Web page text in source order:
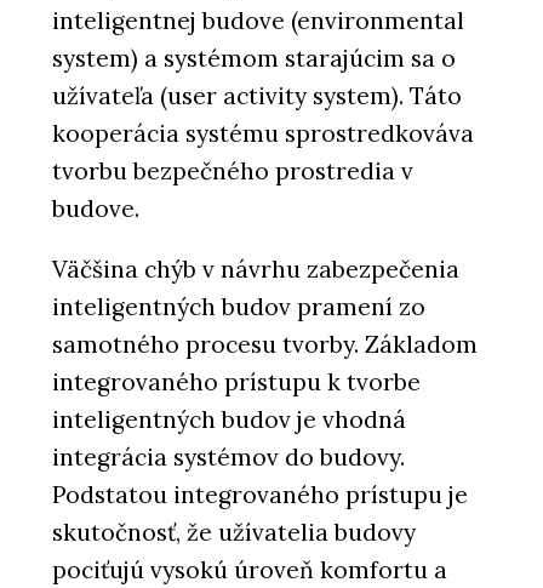
inteligentnej budove (environmental
system) a systémom starajúcim sa o
užívateľa (user activity system). Táto
kooperácia systému sprostredkováva
tvorbu bezpečného prostredia v
budove.
Väčšina chýb v návrhu zabezpečenia
inteligentných budov pramení zo
samotného procesu tvorby. Základom
integrovaného prístupu k tvorbe
inteligentných budov je vhodná
integrácia systémov do budovy.
Podstatou integrovaného prístupu je
skutočnosť, že užívatelia budovy
pociťujú vysokú úroveň komfortu a